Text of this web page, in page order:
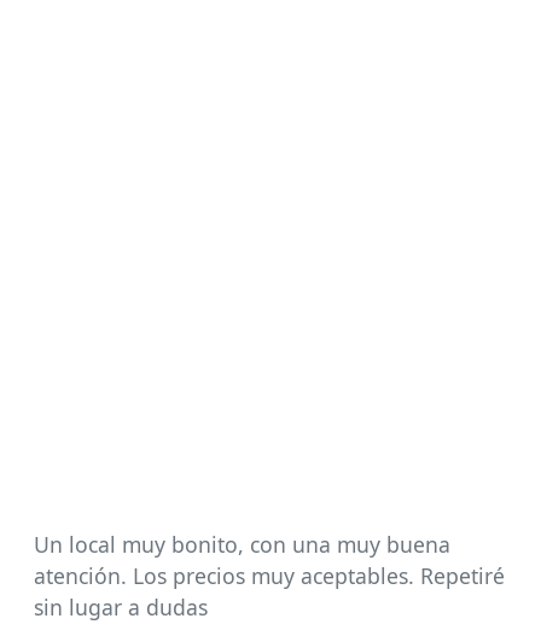
Un local muy bonito, con una muy buena
atención. Los precios muy aceptables. Repetiré
sin lugar a dudas